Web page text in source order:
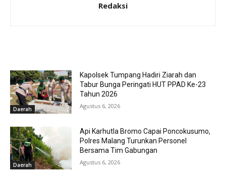
Redaksi
Daerah
Kapolsek Tumpang Hadiri Ziarah dan
Tabur Bunga Peringati HUT PPAD Ke-23
Tahun 2026
Agustus 6, 2026
Daerah
Api Karhutla Bromo Capai Poncokusumo,
Polres Malang Turunkan Personel
Bersama Tim Gabungan
Agustus 6, 2026